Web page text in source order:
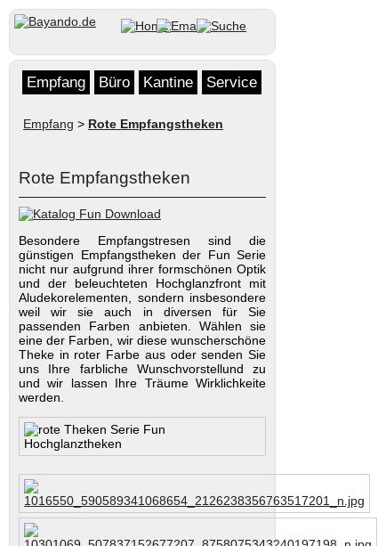
Empfang Büro Kantine Service
Empfang > Rote Empfangstheken
Rote Empfangstheken
Besondere Empfangstresen sind die
günstigen Empfangstheken der Fun Serie
nicht nur aufgrund ihrer formschönen Optik
und der beleuchteten Hochglanzfront mit
Aludekorelementen, sondern insbesondere
weil wir sie auch in diversen für Sie
passenden Farben anbieten. Wählen sie
eine der Farben, wir diese wunscherschöne
Theke in roter Farbe aus oder senden Sie
uns Ihre farbliche Wunschvorstellund zu
und wir lassen Ihre Träume Wirklichkeite
werden.